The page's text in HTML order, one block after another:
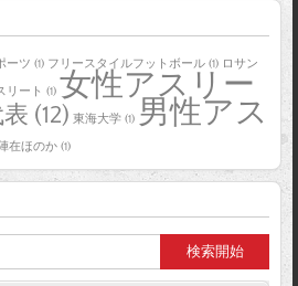
ーツ (1) フリースタイルフットボール (1) ロサン
リート (1) 女性アスリー
(12) 東海大学 (1) 男性アス
陣在ほのか (1)